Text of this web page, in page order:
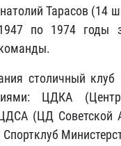
Тарасов (14
по 1974 годы
столичный клуб
ЦДКА
(ЦД